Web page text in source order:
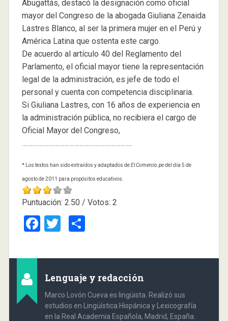
Abugattás, destacó la designación como oficial
mayor del Congreso de la abogada Giuliana Zenaida
Lastres Blanco, al ser la primera mujer en el Perú y
América Latina que ostenta este cargo.
De acuerdo al artículo 40 del Reglamento del
Parlamento, el oficial mayor tiene la representación
legal de la administración, es jefe de todo el
personal y cuenta con competencia disciplinaria.
Si Giuliana Lastres, con 16 años de experiencia en
la administración pública, no recibiera el cargo de
Oficial Mayor del Congreso,
………………………………………………………..
* Los textos han sido extraidos y adaptados deEl Comercio.pedel día 5 de
agosto de 2011 para propósitos educativos.
Puntuación: 2.50 / Votos: 2
Facebook
TwitterCompartir
Lenguaje y redacción
Marco Lovón Cueva es lingüista. Realizó sus
estudios en Lingüística Hispánica y Lexicografía
en la Real Academia Española, Madrid, España.